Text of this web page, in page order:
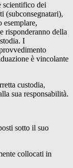
scientifico dei
(subconsegnatari),
risponderanno della
I
è vincolante
custodia,
sua responsabilità.
sotto il suo
collocati in